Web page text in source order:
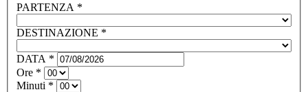
PARTENZA *
DESTINAZIONE *
DATA *
Ore *
Minuti *